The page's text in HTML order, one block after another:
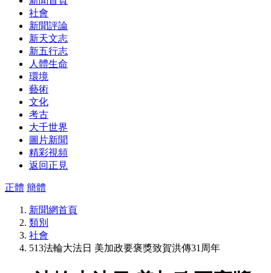
社會
新聞評論
新天文志
新五行志
人體生命
環境
藝術
文化
考古
大千世界
圖片新聞
精彩視頻
返回正見
正體 簡體
新聞網首頁
類別
社會
513法輪大法日 美加政要褒獎致賀洪傳31周年